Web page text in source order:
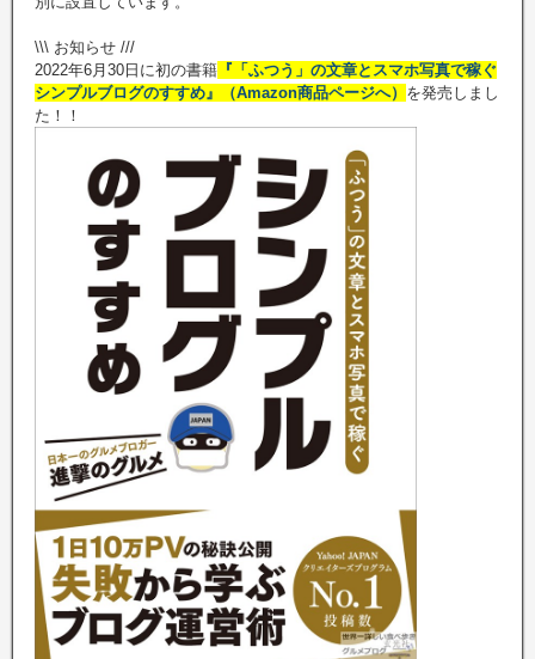
\\\ お知らせ ///
2022年6月30日に初の書籍 『「ふつう」の文章とスマホ写真で稼ぐ
シンプルブログのすすめ』（Amazon商品ページへ） を発売しまし
た！！